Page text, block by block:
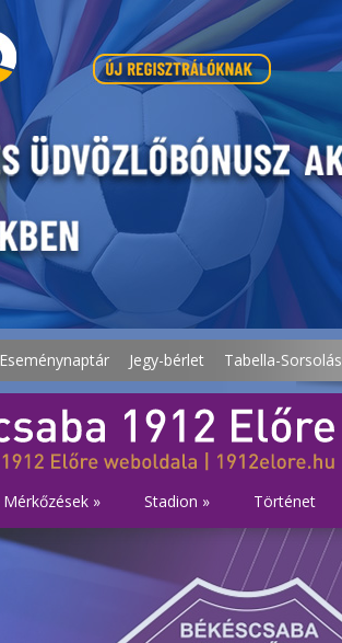
Eseménynaptár Jegy-bérlet Tabella-Sorsolás
Mérkőzések » Stadion » Történet